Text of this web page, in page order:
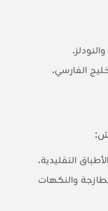
الفارسي.
التقليدية.
والنكهات